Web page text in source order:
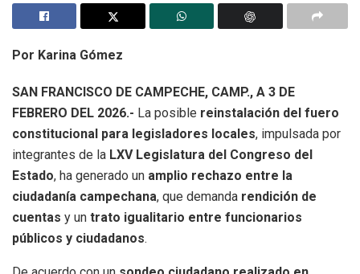
Por Karina Gómez
SAN FRANCISCO DE CAMPECHE, CAMP., A 3 DE
FEBRERO DEL 2026.- La posible reinstalación del fuero
constitucional para legisladores locales, impulsada por
integrantes de la LXV Legislatura del Congreso del
Estado, ha generado un amplio rechazo entre la
ciudadanía campechana, que demanda rendición de
cuentas y un trato igualitario entre funcionarios
públicos y ciudadanos.